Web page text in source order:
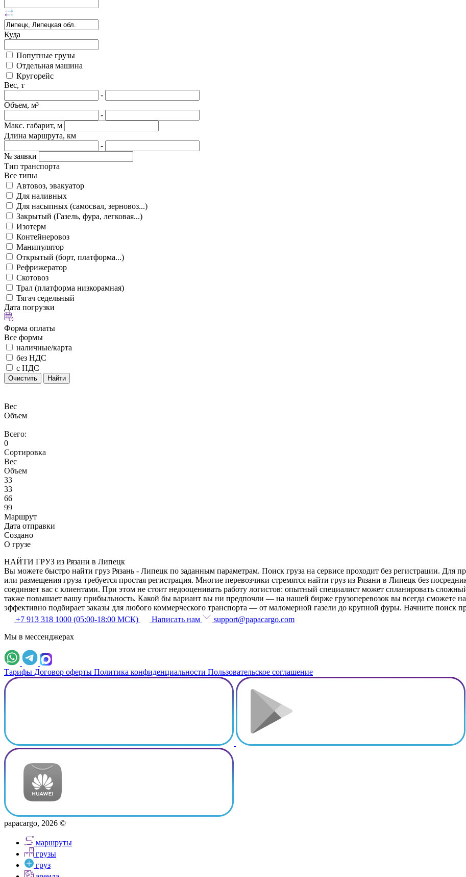
Куда
Попутные грузы
Отдельная машина
Кругорейс
Вес, т
-
Объем, м³
-
Макс. габарит, м
Длина маршрута, км
-
№ заявки
Тип транспорта
Все типы
Автовоз, эвакуатор
Для наливных
Для насыпных (самосвал, зерновоз...)
Закрытый (Газель, фура, легковая...)
Изотерм
Контейнеровоз
Манипулятор
Открытый (борт, платформа...)
Рефрижератор
Скотовоз
Трал (платформа низкорамная)
Тягач седельный
Дата погрузки
Форма оплаты
Все формы
наличные/карта
без НДС
с НДС
Очистить Найти
Вес
Объем
Всего:
0
Сортировка
Вес
Объем
33
33
66
99
Маршрут
Дата отправки
Создано
О грузе
НАЙТИ ГРУЗ из Рязани в Липецк
Вы можете быстро найти груз Рязань - Липецк по заданным параметрам. Поиск груза на сервисе проходит без регистрации. Для
или размещения груза требуется простая регистрация. Многие перевозчики стремятся найти груз из Рязани в Липецк без
соединяет вас с клиентами. При этом не стоит недооценивать работу логистов: опытный специалист может спланировать
также повышает вашу прибыльность. Какой бы вариант вы ни предпочли — на нашей бирже грузоперевозок вы всегда сможете
эффективно подбирает заказы для любого коммерческого транспорта — от маломерной газели до крупной фуры. Начните поиск
+7 913 318 1000 (05:00-18:00 МСК)
Написать нам
support@papacargo.com
Мы в мессенджерах
Тарифы Договор оферты Политика конфиденциальности Пользовательское соглашение
papacargo, 2026 ©
маршруты
грузы
груз